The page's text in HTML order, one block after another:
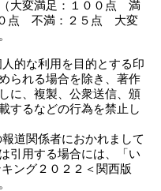
（大変満足：１００点 満
点 不満：２５点 大変
的な利用を目的とする印
られる場合を除き、著作
に、複製、公衆送信、頒
するなどの行為を禁止し
道関係者におかれまして
引用する場合には、「い
ング２０２２＜関西版